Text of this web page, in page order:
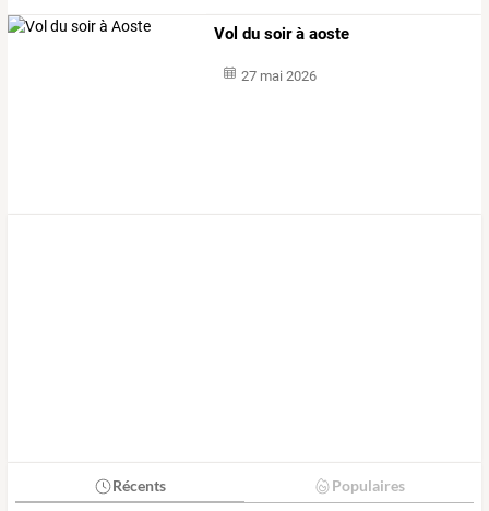
Vol du soir à aoste
27 mai 2026
Récents Populaires